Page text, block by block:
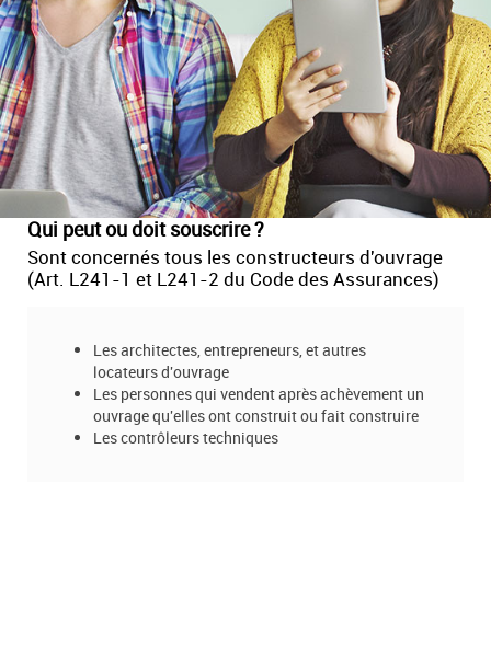
Qui peut ou doit souscrire ?
Sont concernés tous les constructeurs d'ouvrage
(Art. L241-1 et L241-2 du Code des Assurances)
Les architectes, entrepreneurs, et autres
locateurs d'ouvrage
Les personnes qui vendent après achèvement un
ouvrage qu'elles ont construit ou fait construire
Les contrôleurs techniques